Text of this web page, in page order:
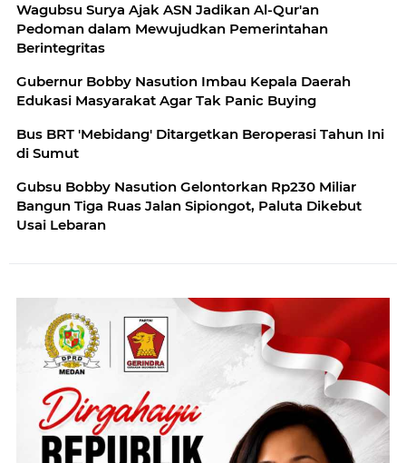
Wagubsu Surya Ajak ASN Jadikan Al-Qur'an
Pedoman dalam Mewujudkan Pemerintahan
Berintegritas
Gubernur Bobby Nasution Imbau Kepala Daerah
Edukasi Masyarakat Agar Tak Panic Buying
Bus BRT 'Mebidang' Ditargetkan Beroperasi Tahun Ini
di Sumut
Gubsu Bobby Nasution Gelontorkan Rp230 Miliar
Bangun Tiga Ruas Jalan Sipiongot, Paluta Dikebut
Usai Lebaran